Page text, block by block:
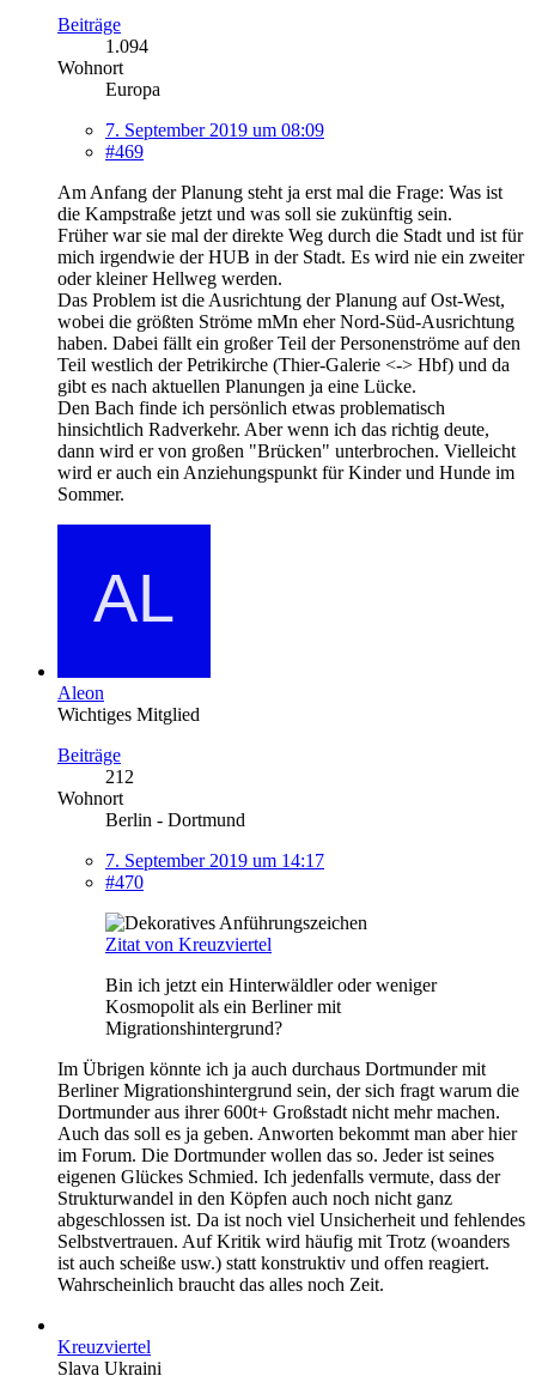
Beiträge
1.094
Wohnort
Europa
7. September 2019 um 08:09
#469
Am Anfang der Planung steht ja erst mal die Frage: Was ist
die Kampstraße jetzt und was soll sie zukünftig sein.
Früher war sie mal der direkte Weg durch die Stadt und ist für
mich irgendwie der HUB in der Stadt. Es wird nie ein zweiter
oder kleiner Hellweg werden.
Das Problem ist die Ausrichtung der Planung auf Ost-West,
wobei die größten Ströme mMn eher Nord-Süd-Ausrichtung
haben. Dabei fällt ein großer Teil der Personenströme auf den
Teil westlich der Petrikirche (Thier-Galerie <-> Hbf) und da
gibt es nach aktuellen Planungen ja eine Lücke.
Den Bach finde ich persönlich etwas problematisch
hinsichtlich Radverkehr. Aber wenn ich das richtig deute,
dann wird er von großen "Brücken" unterbrochen. Vielleicht
wird er auch ein Anziehungspunkt für Kinder und Hunde im
Sommer.
Aleon
Wichtiges Mitglied
Beiträge
212
Wohnort
Berlin - Dortmund
7. September 2019 um 14:17
#470
Zitat von Kreuzviertel
Bin ich jetzt ein Hinterwäldler oder weniger
Kosmopolit als ein Berliner mit
Migrationshintergrund?
Im Übrigen könnte ich ja auch durchaus Dortmunder mit
Berliner Migrationshintergrund sein, der sich fragt warum die
Dortmunder aus ihrer 600t+ Großstadt nicht mehr machen.
Auch das soll es ja geben. Anworten bekommt man aber hier
im Forum. Die Dortmunder wollen das so. Jeder ist seines
eigenen Glückes Schmied. Ich jedenfalls vermute, dass der
Strukturwandel in den Köpfen auch noch nicht ganz
abgeschlossen ist. Da ist noch viel Unsicherheit und fehlendes
Selbstvertrauen. Auf Kritik wird häufig mit Trotz (woanders
ist auch scheiße usw.) statt konstruktiv und offen reagiert.
Wahrscheinlich braucht das alles noch Zeit.
Kreuzviertel
Slava Ukraini